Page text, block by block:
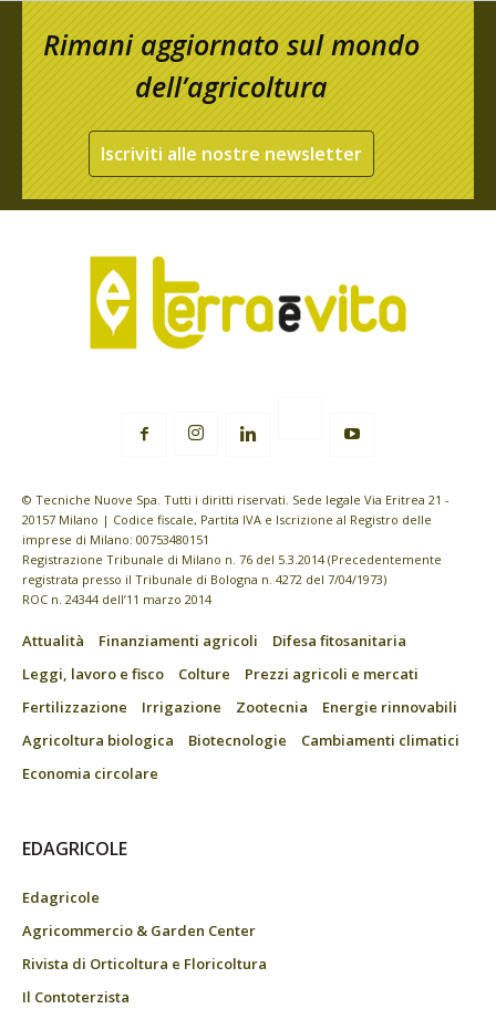
Rimani aggiornato sul mondo
dell’agricoltura
Iscriviti alle nostre newsletter
© Tecniche Nuove Spa. Tutti i diritti riservati. Sede legale Via Eritrea 21 -
20157 Milano | Codice fiscale, Partita IVA e Iscrizione al Registro delle
imprese di Milano: 00753480151
Registrazione Tribunale di Milano n. 76 del 5.3.2014 (Precedentemente
registrata presso il Tribunale di Bologna n. 4272 del 7/04/1973)
ROC n. 24344 dell’11 marzo 2014
Attualità Finanziamenti agricoli
Difesa fitosanitaria
Leggi, lavoro e fisco
Colture
Prezzi agricoli e mercati
Fertilizzazione
Irrigazione Zootecnia
Energie rinnovabili
Agricoltura biologica
Biotecnologie
Cambiamenti climatici
Economia circolare
EDAGRICOLE
Edagricole
Agricommercio & Garden Center
Rivista di Orticoltura e Floricoltura
Il Contoterzista